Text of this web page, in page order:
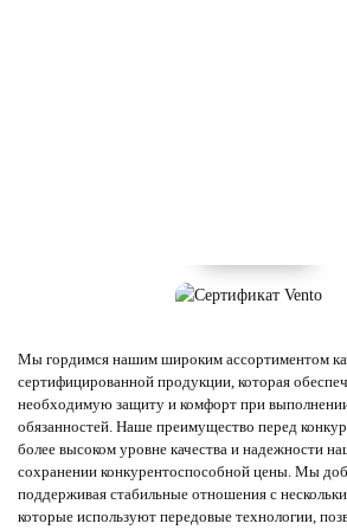
Мы гордимся нашим широким ассортиментом
сертифицированной продукции, которая
необходимую защиту и комфорт при
обязанностей. Наше преимущество перед
более высоком уровне качества и надежности
сохранении конкурентоспособной цены. Мы
поддерживая стабильные отношения с
которые используют передовые технологии,